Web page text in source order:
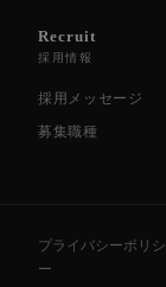
Recruit
採用情報
採用メッセージ
募集職種
プライバシーポリシ
ー